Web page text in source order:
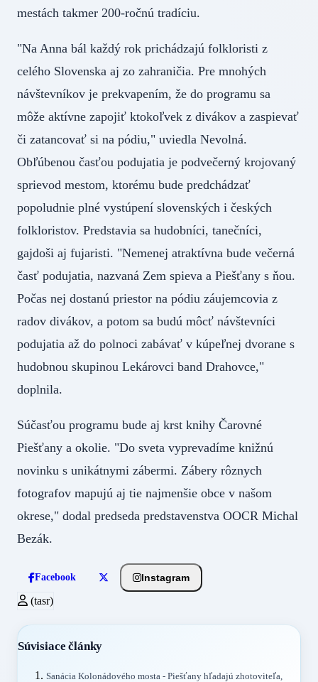
mestách takmer 200-ročnú tradíciu.
"Na Anna bál každý rok prichádzajú folkloristi z
celého Slovenska aj zo zahraničia. Pre mnohých
návštevníkov je prekvapením, že do programu sa
môže aktívne zapojiť ktokoľvek z divákov a zaspievať
či zatancovať si na pódiu," uviedla Nevolná.
Obľúbenou časťou podujatia je podvečerný krojovaný
sprievod mestom, ktorému bude predchádzať
popoludnie plné vystúpení slovenských i českých
folkloristov. Predstavia sa hudobníci, tanečníci,
gajdoši aj fujaristi. "Nemenej atraktívna bude večerná
časť podujatia, nazvaná Zem spieva a Piešťany s ňou.
Počas nej dostanú priestor na pódiu záujemcovia z
radov divákov, a potom sa budú môcť návštevníci
podujatia až do polnoci zabávať v kúpeľnej dvorane s
hudobnou skupinou Lekárovci band Drahovce,"
doplnila.
Súčasťou programu bude aj krst knihy Čarovné
Piešťany a okolie. "Do sveta vyprevadíme knižnú
novinku s unikátnymi zábermi. Zábery rôznych
fotografov mapujú aj tie najmenšie obce v našom
okrese," dodal predseda predstavenstva OOCR Michal
Bezák.
Facebook Instagram
(tasr)
Súvisiace články
Sanácia Kolonádového mosta - Piešťany hľadajú zhotoviteľa,